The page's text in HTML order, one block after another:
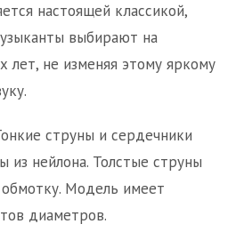
настоящей классикой,
выбирают на
лет, не изменяя этому яркому
струны и сердечники
из нейлона. Толстые струны
Модель имеет
диаметров.